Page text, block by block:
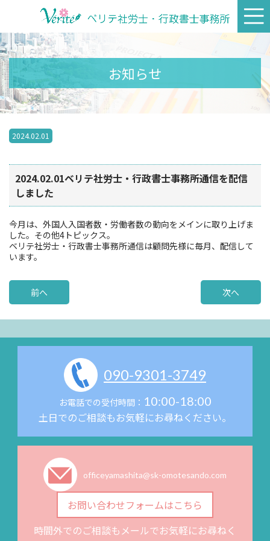
お知らせ
2024.02.01
2024.02.01ベリテ社労士・行政書士事務所通信を配信
しました
今月は、外国人入国者数・労働者数の動向をメインに取り上げま
した。その他4トピックス。
ベリテ社労士・行政書士事務所通信は顧問先様に毎月、配信して
います。
前へ 次へ
090-9301-3749
お電話での受付時間： 10:00-18:00
土日でのご相談もお気軽にお尋ねください。
officeyamashita@sk-omotesando.com
お問い合わせフォームはこちら
時間外でのご相談もメールでお気軽にお尋ねく